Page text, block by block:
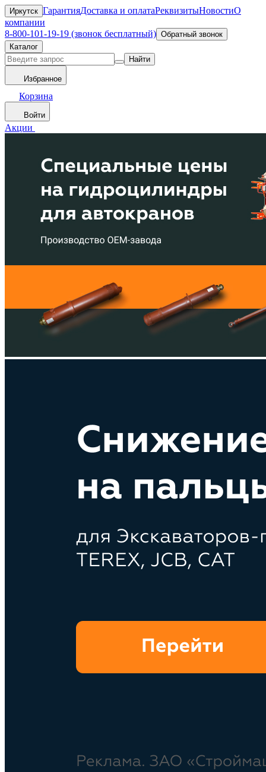
Иркутск ГарантияДоставка и оплатаРеквизитыНовостиО
компании
8-800-101-19-19 (звонок бесплатный) Обратный звонок
Каталог
Найти
Избранное
Корзина
Войти
Акции